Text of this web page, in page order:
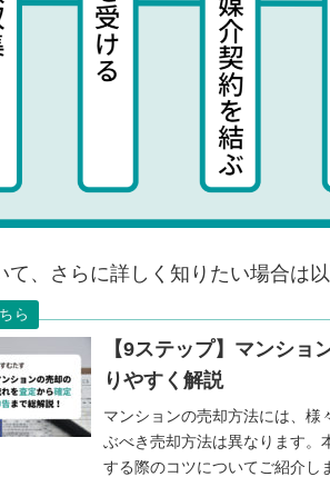
て、さらに詳しく知りたい場合は
【9ステップ】マンショ
りやすく解説
マンションの売却方法には、様
ぶべき売却方法は異なります。
する際のコツについてご紹介し